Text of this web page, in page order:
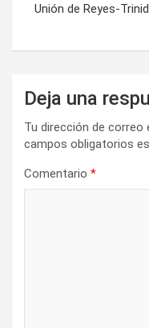
a
Unión de Reyes-
Deja una
Tu dirección de correo
campos obligatorios
Comentario *